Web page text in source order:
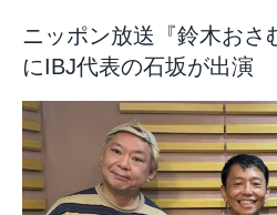
ニッポン放送『鈴木おさ
にIBJ代表の石坂が出演